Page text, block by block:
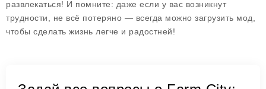
развлекаться! И помните: даже если у вас возникнут
трудности, не всё потеряно — всегда можно загрузить мод,
чтобы сделать жизнь легче и радостней!